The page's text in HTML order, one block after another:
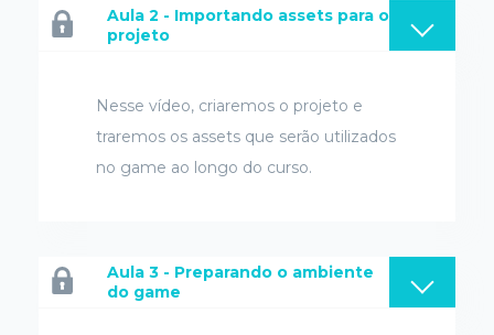
Aula 2 - Importando assets para o
projeto
Nesse vídeo, criaremos o projeto e
traremos os assets que serão utilizados
no game ao longo do curso.
Aula 3 - Preparando o ambiente
do game